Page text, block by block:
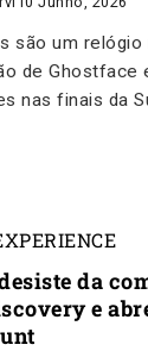
são um relógio
de Ghostface
nas finais da
da
e